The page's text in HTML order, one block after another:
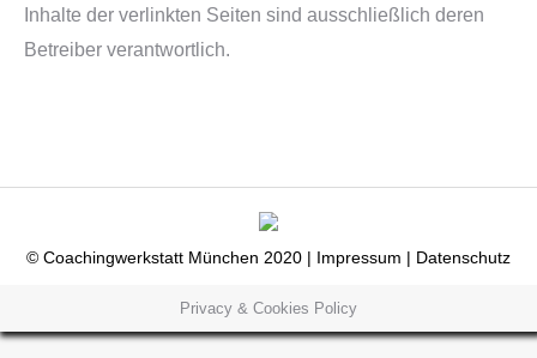
Inhalte der verlinkten Seiten sind ausschließlich deren
Betreiber verantwortlich.
© Coachingwerkstatt München 2020 | Impressum | Datenschutz
Privacy & Cookies Policy